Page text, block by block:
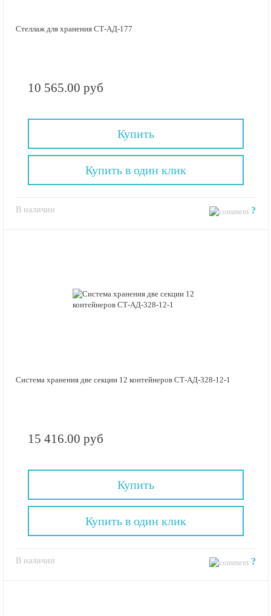
Стеллаж для хранения СТ-АД-177
10 565.00 руб
Купить
В наличии ?
Купить в один клик
Система хранения две секции 12 контейнеров СТ-АД-328-12-1
15 416.00 руб
Купить
В наличии ?
Купить в один клик